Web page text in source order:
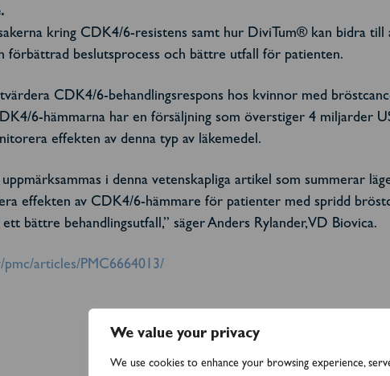
We value your privacy
We use cookies to enhance your browsing experience,
kring CDK4/6-resistens samt hur DiviTum® kan bidra
förbättrad beslutsprocess och bättre utfall för patienten.
CDK4/6-behandlingsrespons hos kvinnor med
6-hämmarna har en försäljning som överstiger 4 miljarder
effekten av denna typ av läkemedel.
i denna vetenskapliga artikel som summerar
effekten av CDK4/6-hämmare för patienter med spridd
bättre behandlingsutfall,” säger Anders Rylander, VD Biovica.
articles/PMC6664013/